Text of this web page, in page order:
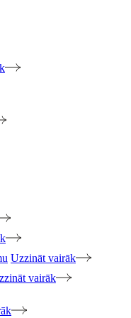
Uzzināt vairāk
vairāk